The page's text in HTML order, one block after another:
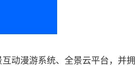
动漫游系统、全景云平台，并拥